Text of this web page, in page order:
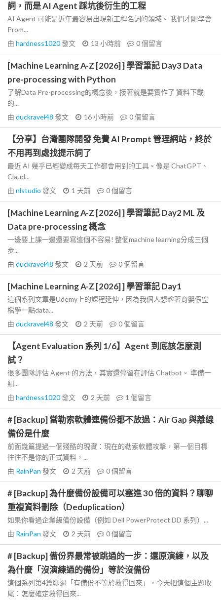
詞，而是 AI Agent 踩坑後衍生的工程
AI Agent 可能是近年最容易出現新工程名詞的領域。 我們才剛學會
Prom...
由 hardness1020發文 13 小時前 0個留言
[Machine Learning A-Z [2026] ] 學習筆記 Day3 Data
pre-processing with Python
了解Data Pre-processing的概念後，接著就是要實作了 資料下載
的...
由 duckravel48 發文 16 小時前 0個留言
【分享】台灣團隊開發 免費 AI Prompt 管理網站，終於
不用再到處找提示詞了
最近 AI 幾乎已經變成每天工作都會用到的工具。像是 ChatGPT、
Claud...
由 nlstudio 發文 1 天前 0個留言
[Machine Learning A-Z [2026] ] 學習筆記 Day2 ML 及
Data pre-processing 概念
一邊要上課一邊還要寫這個不容易! 整個machine learning分成三個
步...
由 duckravel48 發文 2 天前 0個留言
[Machine Learning A-Z [2026] ] 學習筆記 Day1
這個系列文章是Udemy上的課程延伸，因為我個人想趁著育嬰假空
檔學一點data...
由 duckravel48 發文 2 天前 0個留言
【Agent Evaluation 系列 1/6】Agent 到底該怎麼測
試？
很多團隊評估 Agent 的方法，其實還停留在評估 Chatbot。 準備一
組...
由 hardness1020發文 2 天前 1 個留言
# [Backup] 當勒索軟體連備份都不放過：Air Gap 與離線
備份是什麼
前面幾篇提過一個殘酷的現實：現在的勒索軟體攻擊，第一個目標
往往不是你的正式資料，...
由 RainPan 發文 2 天前 0個留言
# [Backup] 為什麼備份設備可以塞進 30 倍的資料？聊聊
重複資料刪除（Deduplication）
如果你看過企業級備份設備（例如 Dell PowerProtect DD 系列）...
由 RainPan 發文 2 天前 0個留言
# [Backup] 備份界最常被跳過的一步：還原演練，以及
為什麼「沒演練過的備份」等於沒備份
這個系列第4篇聊過「有備份不等於救得回來」，今天把這個主題收
尾：怎麼確定救得回來...